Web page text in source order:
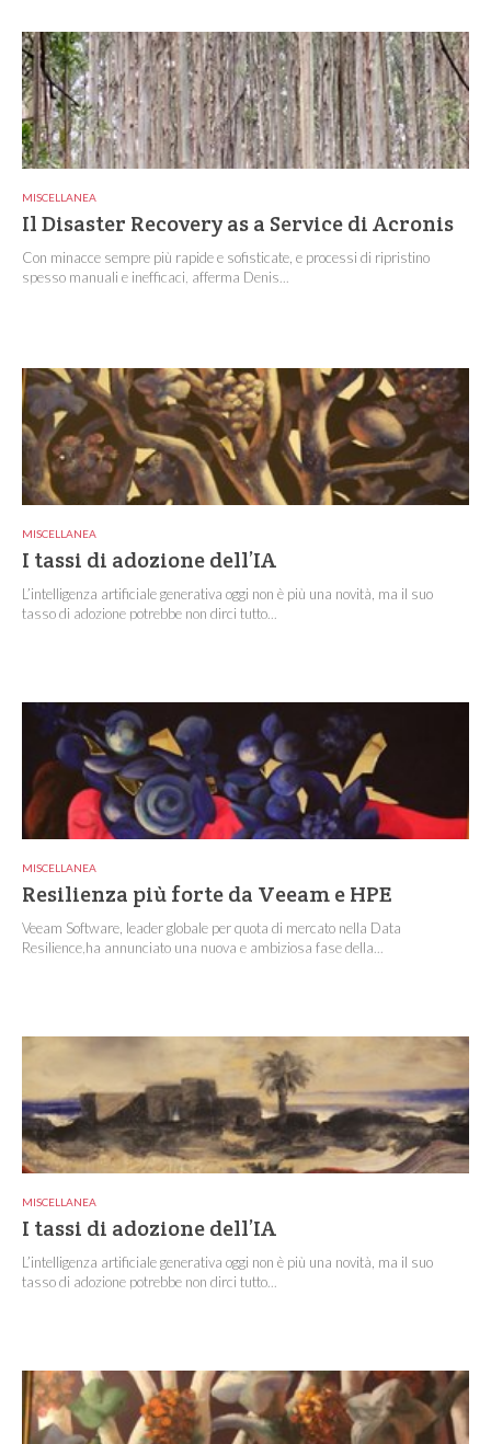
MISCELLANEA
Il Disaster Recovery as a Service di Acronis
Con minacce sempre più rapide e sofisticate, e processi di ripristino
spesso manuali e inefficaci, afferma Denis...
MISCELLANEA
I tassi di adozione dell’IA
L’intelligenza artificiale generativa oggi non è più una novità, ma il suo
tasso di adozione potrebbe non dirci tutto...
MISCELLANEA
Resilienza più forte da Veeam e HPE
Veeam Software, leader globale per quota di mercato nella Data
Resilience,ha annunciato una nuova e ambiziosa fase della...
MISCELLANEA
I tassi di adozione dell’IA
L’intelligenza artificiale generativa oggi non è più una novità, ma il suo
tasso di adozione potrebbe non dirci tutto...